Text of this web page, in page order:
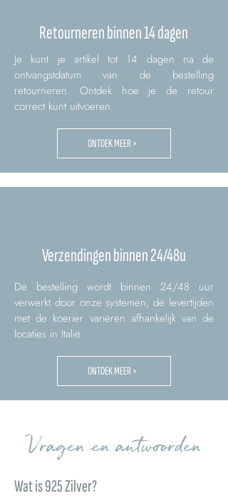
Retourneren binnen 14 dagen
Je kunt je artikel tot 14 dagen na de
ontvangstdatum van de bestelling
retourneren. Ontdek hoe je de retour
correct kunt uitvoeren.
ONTDEK MEER >
Verzendingen binnen 24/48u
De bestelling wordt binnen 24/48 uur
verwerkt door onze systemen, de levertijden
met de koerier variëren afhankelijk van de
locaties in Italië.
ONTDEK MEER >
Vragen en antwoorden
Wat is 925 Zilver?